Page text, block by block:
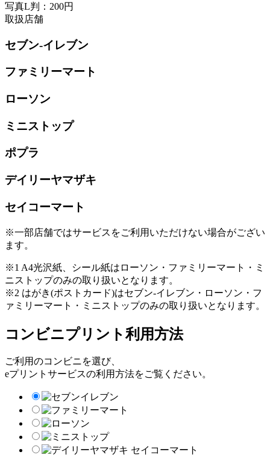
写真L判：200円
取扱店舗
セブン-イレブン
ファミリーマート
ローソン
ミニストップ
ポプラ
デイリーヤマザキ
セイコーマート
※一部店舗ではサービスをご利用いただけない場合がござい
ます。
※1 A4光沢紙、シール紙はローソン・ファミリーマート・ミ
ニストップのみの取り扱いとなります。
※2 はがき(ポストカード)はセブン-イレブン・ローソン・フ
ァミリーマート・ミニストップのみの取り扱いとなります。
コンビニプリント利用方法
ご利用のコンビニを選び、
eプリントサービスの利用方法をご覧ください。